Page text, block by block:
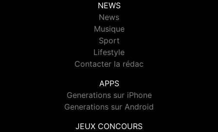
NEWS
News
Musique
Sport
Lifestyle
Contacter la rédac
APPS
Generations sur iPhone
Generations sur Android
JEUX CONCOURS